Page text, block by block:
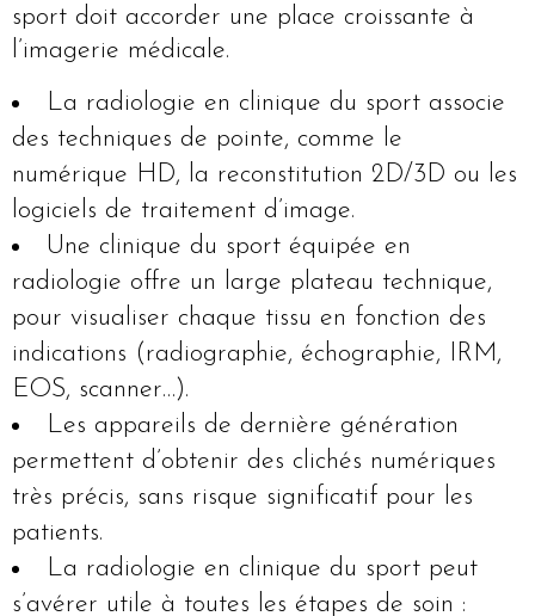
sport doit accorder une place croissante à
l’imagerie médicale.
La radiologie en clinique du sport associe
des techniques de pointe, comme le
numérique HD, la reconstitution 2D/3D ou les
logiciels de traitement d’image.
Une clinique du sport équipée en
radiologie offre un large plateau technique,
pour visualiser chaque tissu en fonction des
indications (radiographie, échographie, IRM,
EOS, scanner…).
Les appareils de dernière génération
permettent d’obtenir des clichés numériques
très précis, sans risque significatif pour les
patients.
La radiologie en clinique du sport peut
s’avérer utile à toutes les étapes de soin :